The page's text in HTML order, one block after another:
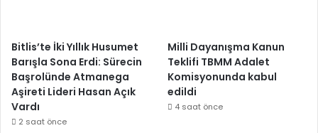
Bitlis’te İki Yıllık Husumet
Barışla Sona Erdi: Sürecin
Başrolünde Atmanega
Aşireti Lideri Hasan Açık
Vardı
2 saat önce
Milli Dayanışma Kanun
Teklifi TBMM Adalet
Komisyonunda kabul
edildi
4 saat önce